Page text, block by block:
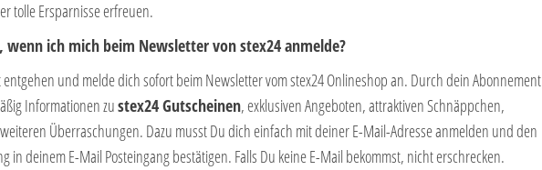
tolle Ersparnisse erfreuen.
wenn ich mich beim Newsletter von stex24 anmelde?
entgehen und melde dich sofort beim Newsletter vom stex24 Onlineshop an. Durch dein Abonnement
Informationen zustex24 Gutscheinen, exklusiven Angeboten, attraktiven Schnäppchen,
Überraschungen. Dazu musst Du dich einfach mit deiner E-Mail-Adresse anmelden und den
in deinem E-Mail Posteingang bestätigen. Falls Du keine E-Mail bekommst, nicht erschrecken.